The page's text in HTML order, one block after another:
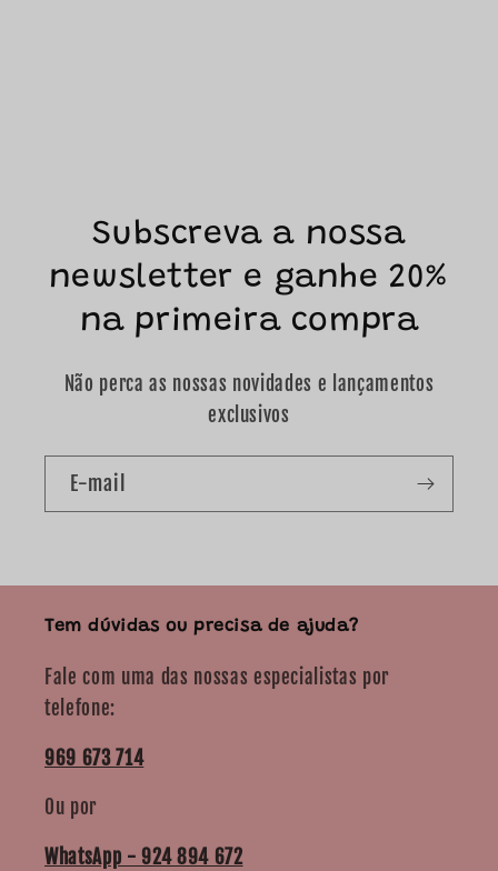
Subscreva a nossa
newsletter e ganhe 20%
na primeira compra
Não perca as nossas novidades e lançamentos
exclusivos
E-mail
Tem dúvidas ou precisa de ajuda?
Fale com uma das nossas especialistas por
telefone:
969 673 714
Ou por
WhatsApp - 924 894 672